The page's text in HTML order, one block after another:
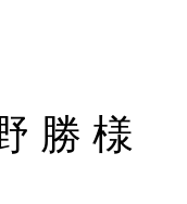
勝 様